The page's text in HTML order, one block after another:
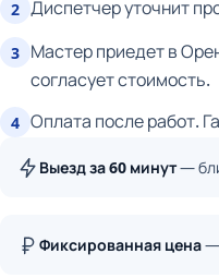
2 Диспетчер уточнит
3 Мастер приедет в
согласует стоимость.
4 Оплата после работ.
Выезд за 60 минут—
Фиксированная цена—